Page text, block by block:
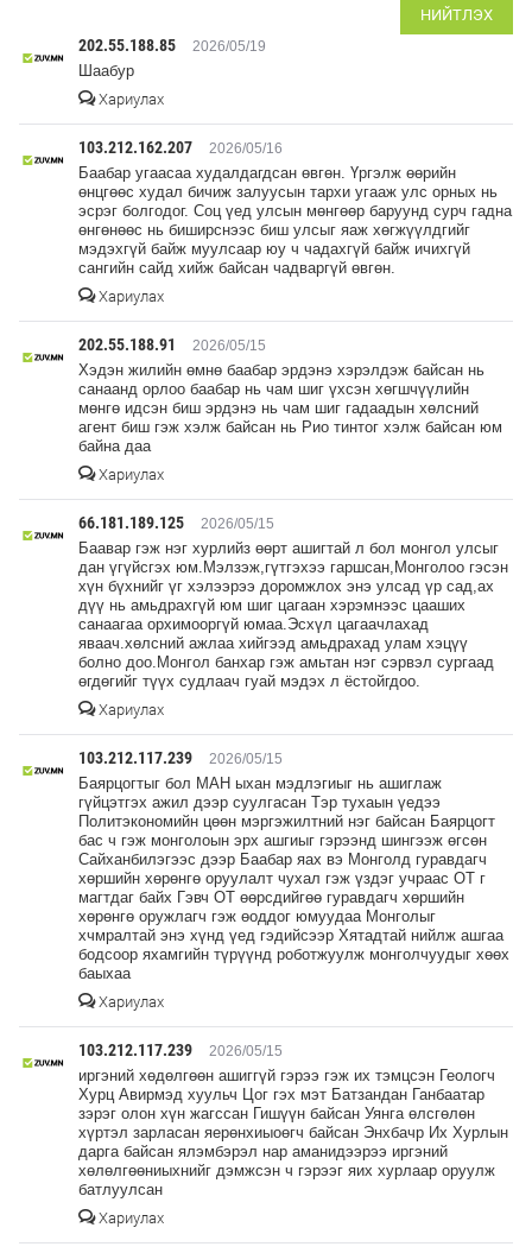
НИЙТЛЭХ
202.55.188.85 2026/05/19
Шаабур
Хариулах
103.212.162.207 2026/05/16
Баабар угаасаа худалдагдсан өвгөн. Үргэлж өөрийн
өнцгөөс худал бичиж залуусын тархи угааж улс орных нь
эсрэг болгодог. Соц үед улсын мөнгөөр баруунд сурч гадна
өнгөнөөс нь биширснээс биш улсыг яаж хөгжүүлдгийг
мэдэхгүй байж муулсаар юу ч чадахгүй байж ичихгүй
сангийн сайд хийж байсан чадваргүй өвгөн.
Хариулах
202.55.188.91 2026/05/15
Хэдэн жилийн өмнө баабар эрдэнэ хэрэлдэж байсан нь
санаанд орлоо баабар нь чам шиг үхсэн хөгшчүүлийн
мөнгө идсэн биш эрдэнэ нь чам шиг гадаадын хөлсний
агент биш гэж хэлж байсан нь Рио тинтог хэлж байсан юм
байна даа
Хариулах
66.181.189.125 2026/05/15
Баавар гэж нэг хурлийз өөрт ашигтай л бол монгол улсыг
дан үгүйсгэх юм.Мэлзэж,гүтгэхээ гаршсан,Монголоо гэсэн
хүн бүхнийг үг хэлээрээ доромжлох энэ улсад үр сад,ах
дүү нь амьдрахгүй юм шиг цагаан хэрэмнээс цааших
санаагаа орхимооргүй юмаа.Эсхүл цагаачлахад
яваач.хөлсний ажлаа хийгээд амьдрахад улам хэцүү
болно доо.Монгол банхар гэж амьтан нэг сэрвэл сургаад
өгдөгийг түүх судлаач гуай мэдэх л ёстойгдоо.
Хариулах
103.212.117.239 2026/05/15
Баярцогтыг бол МАН ыхан мэдлэгиыг нь ашиглаж
гүйцэтгэх ажил дээр суулгасан Тэр тухаын үедээ
Политэкономийн цөөн мэргэжилтний нэг байсан Баярцогт
бас ч гэж монголоын эрх ашгиыг гэрээнд шингээж өгсөн
Сайханбилэгээс дээр Баабар яах вэ Монголд гуравдагч
хөршийн хөрөнгө оруулалт чухал гэж үздэг учраас ОТ г
магтдаг байх Гэвч ОТ өөрсдийгөө гуравдагч хөршийн
хөрөнгө оружлагч гэж өоддог юмуудаа Монголыг
хчмралтай энэ хүнд үед гэдийсээр Хятадтай нийлж ашгаа
бодсоор яхамгийн түрүүнд роботжуулж монголчуудыг хөөх
баыхаа
Хариулах
103.212.117.239 2026/05/15
иргэний хөдөлгөөн ашиггүй гэрээ гэж их тэмцсэн Геологч
Хурц Авирмэд хуульч Цог гэх мэт Батзандан Ганбаатар
зэрэг олон хүн жагссан Гишүүн байсан Уянга өлсгөлөн
хүртэл зарласан яерөнхиыоөгч байсан Энхбачр Их Хурлын
дарга байсан ялэмбэрэл нар аманидээрээ иргэний
хөлөлгөөниыхнийг дэмжсэн ч гэрээг яих хурлаар оруулж
батлуулсан
Хариулах